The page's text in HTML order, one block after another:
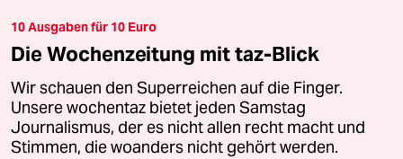
10 Ausgaben für 10 Euro
Die Wochenzeitung mit taz-Blick
Wir schauen den Superreichen auf die Finger.
Unsere wochentaz bietet jeden Samstag
Journalismus, der es nicht allen recht macht und
Stimmen, die woanders nicht gehört werden.